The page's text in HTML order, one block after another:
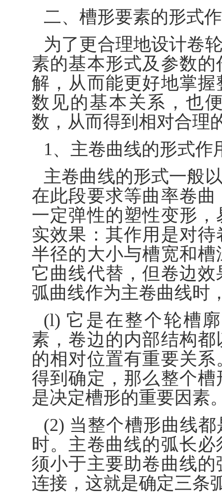
二、槽形要素的形式
为了更合理地设计卷
素的基本形式及参数
解，从而能更好地掌
数见的基本关系，也
数，从而得到相对合理
1、主卷曲线的形式作
主卷曲线的形式一般
在此段要求等曲率卷
一定弹性的塑性变形
实效果：其作用是对
半径的大小与槽宽和
它曲线代替，但卷边
弧曲线作为主卷曲线时
(l) 它是在整个轮槽
素，卷边的内部结构
的相对位置有重要关
得到确定，那么整个
是决定槽形的重要因素
(2) 当整个槽形曲线
时。主卷曲线的弧长
须小于主要助卷曲线
连接，这就是确定三条